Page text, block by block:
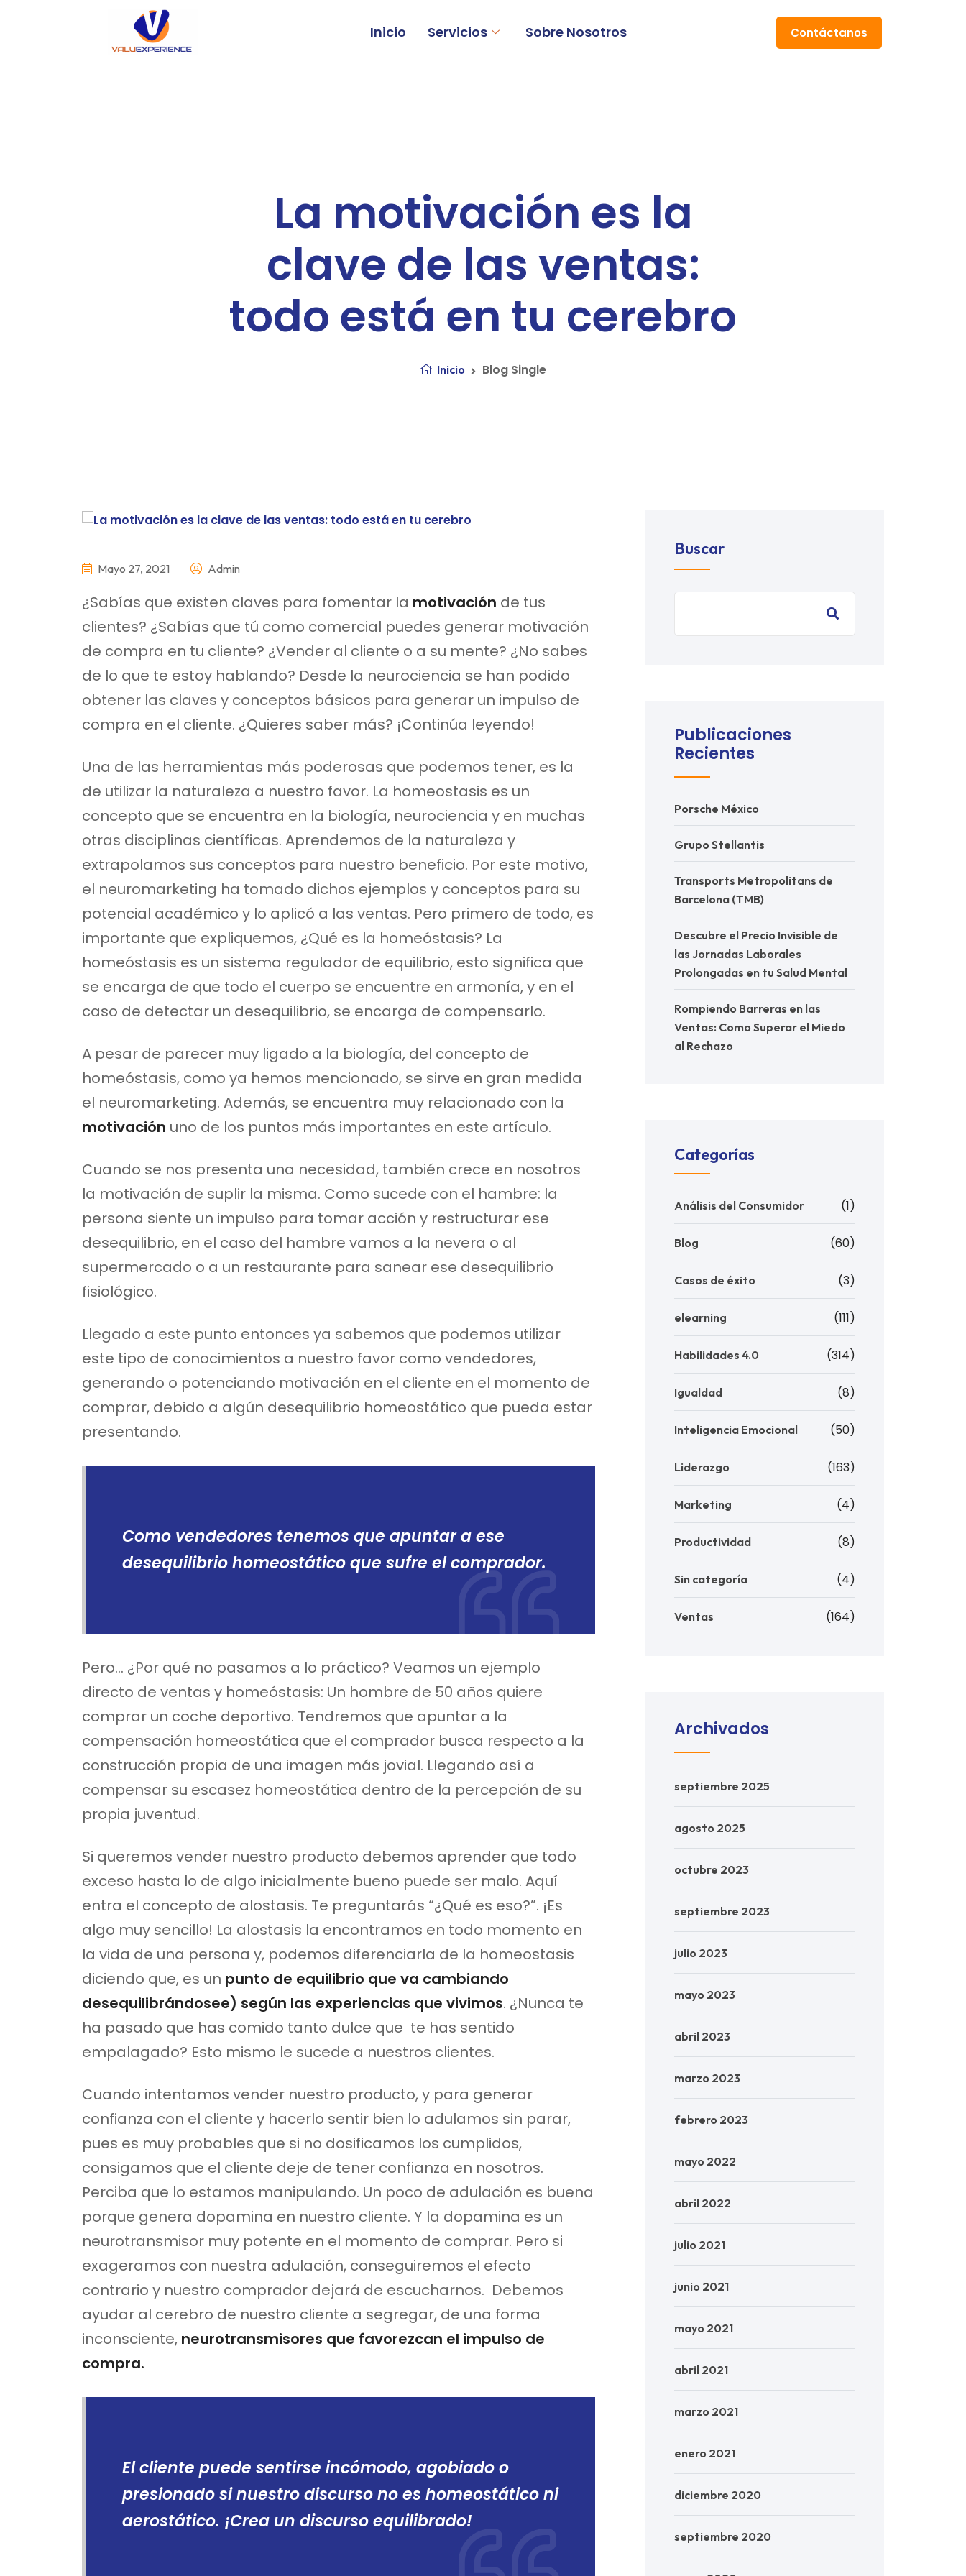
Inicio Servicios Sobre Nosotros Contáctanos
La motivación es la
clave de las ventas:
todo está en tu cerebro
Inicio Blog Single
Mayo 27, 2021 Admin
¿Sabías que existen claves para fomentar la motivación de tus
clientes? ¿Sabías que tú como comercial puedes generar motivación
de compra en tu cliente? ¿Vender al cliente o a su mente? ¿No sabes
de lo que te estoy hablando? Desde la neurociencia se han podido
obtener las claves y conceptos básicos para generar un impulso de
compra en el cliente. ¿Quieres saber más? ¡Continúa leyendo!
Una de las herramientas más poderosas que podemos tener, es la
de utilizar la naturaleza a nuestro favor. La homeostasis es un
concepto que se encuentra en la biología, neurociencia y en muchas
otras disciplinas científicas. Aprendemos de la naturaleza y
extrapolamos sus conceptos para nuestro beneficio. Por este motivo,
el neuromarketing ha tomado dichos ejemplos y conceptos para su
potencial académico y lo aplicó a las ventas. Pero primero de todo, es
importante que expliquemos, ¿Qué es la homeóstasis? La
homeóstasis es un sistema regulador de equilibrio, esto significa que
se encarga de que todo el cuerpo se encuentre en armonía, y en el
caso de detectar un desequilibrio, se encarga de compensarlo.
A pesar de parecer muy ligado a la biología, del concepto de
homeóstasis, como ya hemos mencionado, se sirve en gran medida
el neuromarketing. Además, se encuentra muy relacionado con la
motivación uno de los puntos más importantes en este artículo.
Cuando se nos presenta una necesidad, también crece en nosotros
la motivación de suplir la misma. Como sucede con el hambre: la
persona siente un impulso para tomar acción y restructurar ese
desequilibrio, en el caso del hambre vamos a la nevera o al
supermercado o a un restaurante para sanear ese desequilibrio
fisiológico.
Llegado a este punto entonces ya sabemos que podemos utilizar
este tipo de conocimientos a nuestro favor como vendedores,
generando o potenciando motivación en el cliente en el momento de
comprar, debido a algún desequilibrio homeostático que pueda estar
presentando.
Como vendedores tenemos que apuntar a ese
desequilibrio homeostático que sufre el comprador.
Pero… ¿Por qué no pasamos a lo práctico? Veamos un ejemplo
directo de ventas y homeóstasis: Un hombre de 50 años quiere
comprar un coche deportivo. Tendremos que apuntar a la
compensación homeostática que el comprador busca respecto a la
construcción propia de una imagen más jovial. Llegando así a
compensar su escasez homeostática dentro de la percepción de su
propia juventud.
Si queremos vender nuestro producto debemos aprender que todo
exceso hasta lo de algo inicialmente bueno puede ser malo. Aquí
entra el concepto de alostasis. Te preguntarás “¿Qué es eso?”. ¡Es
algo muy sencillo! La alostasis la encontramos en todo momento en
la vida de una persona y, podemos diferenciarla de la homeostasis
diciendo que, es un punto de equilibrio que va cambiando
desequilibrándosee) según las experiencias que vivimos. ¿Nunca te
ha pasado que has comido tanto dulce que te has sentido
empalagado? Esto mismo le sucede a nuestros clientes.
Cuando intentamos vender nuestro producto, y para generar
confianza con el cliente y hacerlo sentir bien lo adulamos sin parar,
pues es muy probables que si no dosificamos los cumplidos,
consigamos que el cliente deje de tener confianza en nosotros.
Perciba que lo estamos manipulando. Un poco de adulación es buena
porque genera dopamina en nuestro cliente. Y la dopamina es un
neurotransmisor muy potente en el momento de comprar. Pero si
exageramos con nuestra adulación, conseguiremos el efecto
contrario y nuestro comprador dejará de escucharnos. Debemos
ayudar al cerebro de nuestro cliente a segregar, de una forma
inconsciente, neurotransmisores que favorezcan el impulso de
compra.
El cliente puede sentirse incómodo, agobiado o
presionado si nuestro discurso no es homeostático ni
aerostático. ¡Crea un discurso equilibrado!
Buscar
Publicaciones
Recientes
Porsche México
Grupo Stellantis
Transports Metropolitans de
Barcelona (TMB)
Descubre el Precio Invisible de
las Jornadas Laborales
Prolongadas en tu Salud Mental
Rompiendo Barreras en las
Ventas: Como Superar el Miedo
al Rechazo
Categorías
Análisis del Consumidor (1)
Blog (60)
Casos de éxito (3)
elearning (111)
Habilidades 4.0 (314)
Igualdad (8)
Inteligencia Emocional (50)
Liderazgo (163)
Marketing (4)
Productividad (8)
Sin categoría (4)
Ventas (164)
Archivados
septiembre 2025
agosto 2025
octubre 2023
septiembre 2023
julio 2023
mayo 2023
abril 2023
marzo 2023
febrero 2023
mayo 2022
abril 2022
julio 2021
junio 2021
mayo 2021
abril 2021
marzo 2021
enero 2021
diciembre 2020
septiembre 2020